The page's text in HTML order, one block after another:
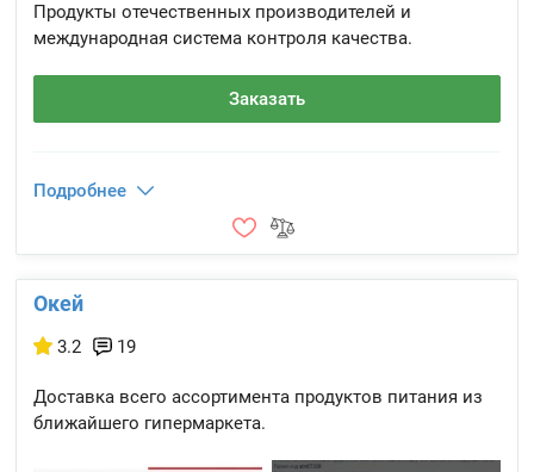
Продукты отечественных производителей и
международная система контроля качества.
Заказать
Подробнее
Окей
3.2 19
Доставка всего ассортимента продуктов питания из
ближайшего гипермаркета.